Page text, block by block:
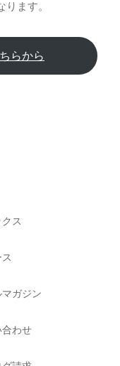
ます。
らから
クス
マガジン
合わせ